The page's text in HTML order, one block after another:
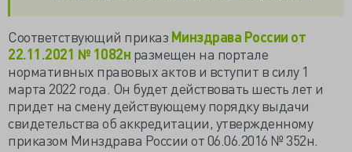
Соответствующий приказ Минздрава России от
22.11.2021 № 1082н размещен на портале
нормативных правовых актов и вступит в силу 1
марта 2022 года. Он будет действовать шесть лет и
придет на смену действующему порядку выдачи
свидетельства об аккредитации, утвержденному
приказом Минздрава России от 06.06.2016 № 352н.